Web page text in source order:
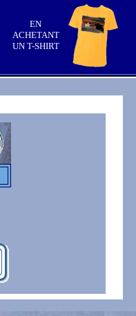
EN
ACHETANT
UN T-SHIRT